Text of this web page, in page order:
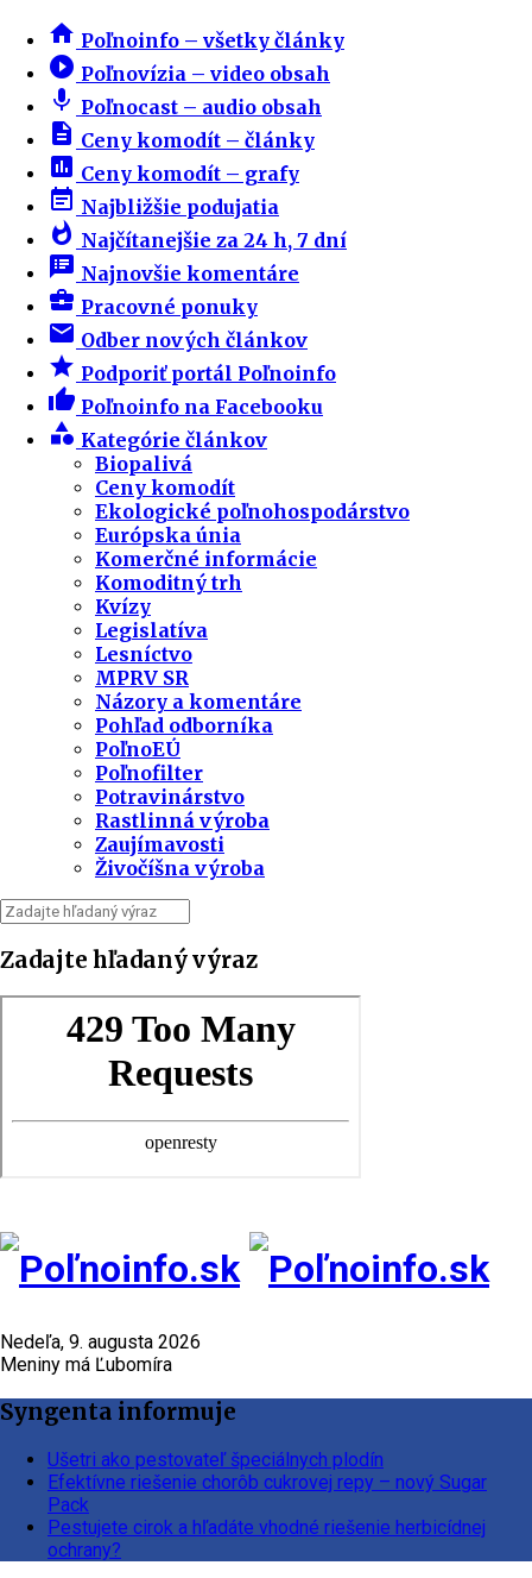
home Poľnoinfo – všetky články
play_circle_filled Poľnovízia – video obsah
mic Poľnocast – audio obsah
description Ceny komodít – články
insert_chart Ceny komodít – grafy
event_note Najbližšie podujatia
whatshot Najčítanejšie za 24 h, 7 dní
speaker_notes Najnovšie komentáre
business_center Pracovné ponuky
email Odber nových článkov
star Podporiť portál Poľnoinfo
thumb_up Poľnoinfo na Facebooku
category Kategórie článkov
Biopalivá
Ceny komodít
Ekologické poľnohospodárstvo
Európska únia
Komerčné informácie
Komoditný trh
Kvízy
Legislatíva
Lesníctvo
MPRV SR
Názory a komentáre
Pohľad odborníka
PoľnoEÚ
Poľnofilter
Potravinárstvo
Rastlinná výroba
Zaujímavosti
Živočíšna výroba
Zadajte hľadaný výraz
Nedeľa, 9. augusta 2026
Meniny má Ľubomíra
Syngenta informuje
Ušetri ako pestovateľ špeciálnych plodín
Efektívne riešenie chorôb cukrovej repy – nový Sugar
Pack
Pestujete cirok a hľadáte vhodné riešenie herbicídnej
ochrany?